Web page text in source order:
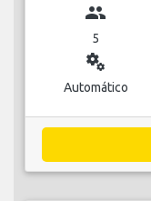
group
5
miscellaneous_services
Automático